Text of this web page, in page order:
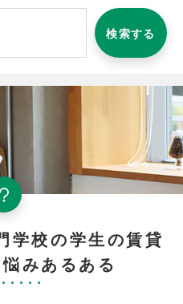
検索する
学校の学生の賃貸
みあるある